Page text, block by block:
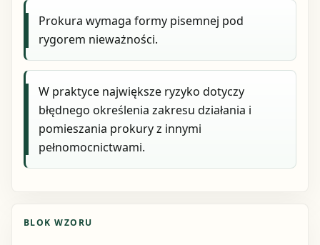
Prokura wymaga formy pisemnej pod
rygorem nieważności.
W praktyce największe ryzyko dotyczy
błędnego określenia zakresu działania i
pomieszania prokury z innymi
pełnomocnictwami.
BLOK WZORU